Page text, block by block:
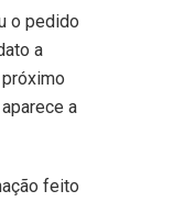
o pedido
a
a
feito